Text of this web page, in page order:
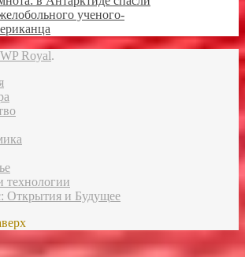
ученого-
WP Royal.
технологии
Открытия и Будущее